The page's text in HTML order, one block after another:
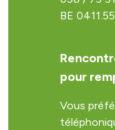
BE
pour
Vous